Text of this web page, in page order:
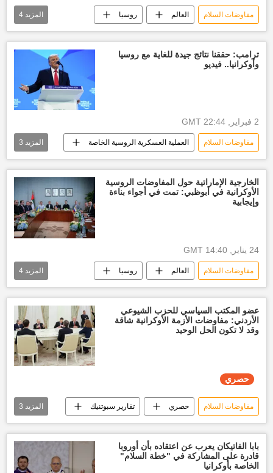
مفاوضات السلام العالم روسيا
أخبار أوكرانيا الولايات المتحدة الأمريكية
محادثات جنيف أخبار الاتحاد الأوروبي
المزيد 4
ترامب: حققنا نتائج جيدة للغاية مع روسيا
وأوكرانيا.. فيديو
2 فبراير, 22:44 GMT
مفاوضات السلام العملية العسكرية الروسية الخاصة
ترامب روسيا أخبار أوكرانيا
المزيد 3
الخارجية الإماراتية حول المفاوضات الروسية
الأوكرانية في أبوظبي: تمت في أجواء بناءة
وإيجابية
24 يناير, 14:40 GMT
مفاوضات السلام العالم روسيا
الامارات العربية المتحدة
الولايات المتحدة الأمريكية أخبار أوكرانيا
مفاوضات
المزيد 4
عضو المكتب السياسي للحزب الشيوعي
الأردني: مفاوضات الأزمة الأوكرانية شاقة
وقد لا تكون الحل الوحيد
حصري
مفاوضات السلام حصري تقارير سبوتنيك
العالم روسيا أخبار أوكرانيا
المزيد 3
بابا الفاتيكان يعرب عن اعتقاده بأن أوروبا
قادرة على المشاركة في "خطة السلام"
الخاصة بأوكرانيا